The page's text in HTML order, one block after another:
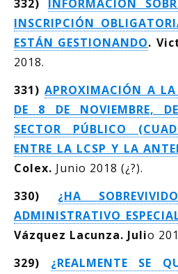
332)
INFORMACIÓN
INSCRIPCIÓN
ESTÁN GESTIONANDO.
2018.
331) APROXIMACIÓN A
DE 8 DE NOVIEMBRE,
SECTOR PÚBLICO
ENTRE LA LCSP Y LA
Colex. Junio 2018 (¿?).
330) ¿HA
ADMINISTRATIVO
Vázquez Lacunza. Julio
329) ¿REALMENTE SE